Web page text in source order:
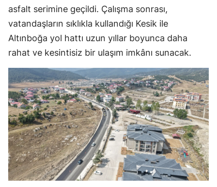
asfalt serimine geçildi. Çalışma sonrası,
vatandaşların sıklıkla kullandığı Kesik ile
Altınboğa yol hattı uzun yıllar boyunca daha
rahat ve kesintisiz bir ulaşım imkânı sunacak.